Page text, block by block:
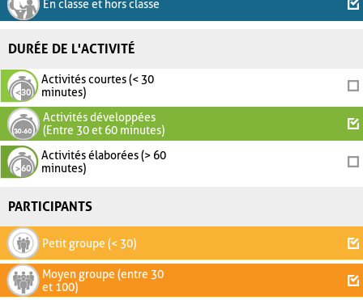
En classe et hors classe
DURÉE DE L'ACTIVITÉ
Activités courtes (< 30
minutes)
Activités développées
(Entre 30 et 60 minutes)
Activités élaborées (> 60
minutes)
PARTICIPANTS
Petit groupe (< 30)
Moyen groupe (entre 30
et 100)